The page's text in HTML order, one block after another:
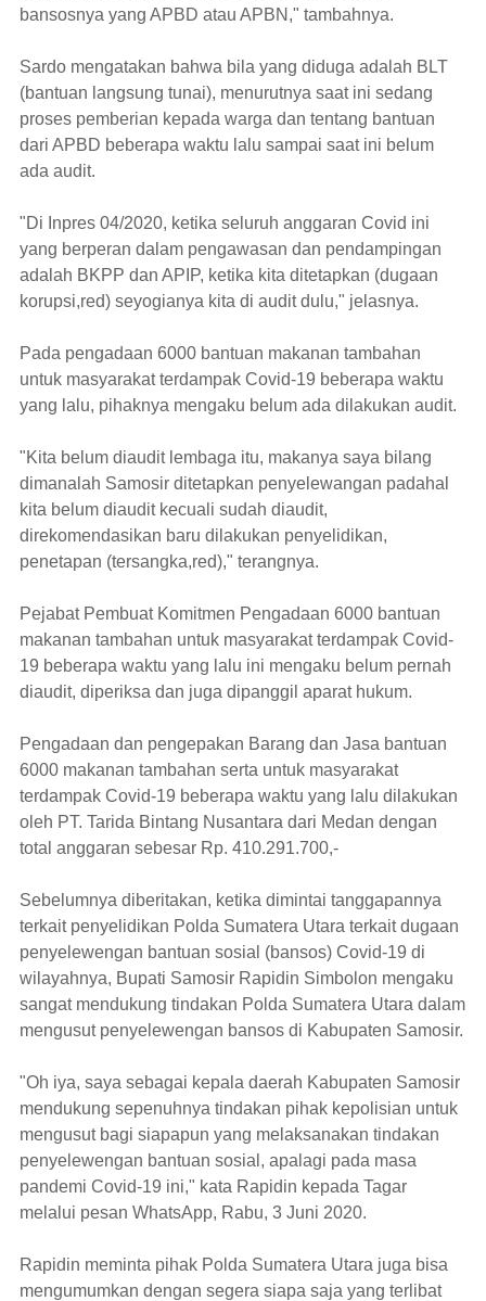
bansosnya yang APBD atau APBN," tambahnya.
Sardo mengatakan bahwa bila yang diduga adalah BLT
(bantuan langsung tunai), menurutnya saat ini sedang
proses pemberian kepada warga dan tentang bantuan
dari APBD beberapa waktu lalu sampai saat ini belum
ada audit.
"Di Inpres 04/2020, ketika seluruh anggaran Covid ini
yang berperan dalam pengawasan dan pendampingan
adalah BKPP dan APIP, ketika kita ditetapkan (dugaan
korupsi,red) seyogianya kita di audit dulu," jelasnya.
Pada pengadaan 6000 bantuan makanan tambahan
untuk masyarakat terdampak Covid-19 beberapa waktu
yang lalu, pihaknya mengaku belum ada dilakukan audit.
"Kita belum diaudit lembaga itu, makanya saya bilang
dimanalah Samosir ditetapkan penyelewangan padahal
kita belum diaudit kecuali sudah diaudit,
direkomendasikan baru dilakukan penyelidikan,
penetapan (tersangka,red)," terangnya.
Pejabat Pembuat Komitmen Pengadaan 6000 bantuan
makanan tambahan untuk masyarakat terdampak Covid-
19 beberapa waktu yang lalu ini mengaku belum pernah
diaudit, diperiksa dan juga dipanggil aparat hukum.
Pengadaan dan pengepakan Barang dan Jasa bantuan
6000 makanan tambahan serta untuk masyarakat
terdampak Covid-19 beberapa waktu yang lalu dilakukan
oleh PT. Tarida Bintang Nusantara dari Medan dengan
total anggaran sebesar Rp. 410.291.700,-
Sebelumnya diberitakan, ketika dimintai tanggapannya
terkait penyelidikan Polda Sumatera Utara terkait dugaan
penyelewengan bantuan sosial (bansos) Covid-19 di
wilayahnya, Bupati Samosir Rapidin Simbolon mengaku
sangat mendukung tindakan Polda Sumatera Utara dalam
mengusut penyelewengan bansos di Kabupaten Samosir.
"Oh iya, saya sebagai kepala daerah Kabupaten Samosir
mendukung sepenuhnya tindakan pihak kepolisian untuk
mengusut bagi siapapun yang melaksanakan tindakan
penyelewengan bantuan sosial, apalagi pada masa
pandemi Covid-19 ini," kata Rapidin kepada Tagar
melalui pesan WhatsApp, Rabu, 3 Juni 2020.
Rapidin meminta pihak Polda Sumatera Utara juga bisa
mengumumkan dengan segera siapa saja yang terlibat